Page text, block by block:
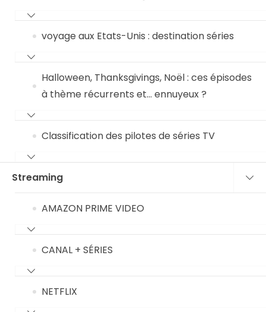
voyage aux Etats-Unis : destination séries
Halloween, Thanksgivings, Noël : ces épisodes
à thème récurrents et… ennuyeux ?
Classification des pilotes de séries TV
Streaming
AMAZON PRIME VIDEO
CANAL + SÉRIES
NETFLIX